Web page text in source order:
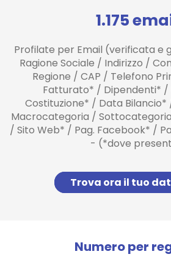
1.175
Profilate per Email (verificata e
Ragione Sociale / Indirizzo /
Regione / CAP / Telefono
Fatturato* / Dipendenti* /
Costituzione* / Data
Macrocategoria /
/ Sito Web* / Pag. Facebook* /
- (*dove
Trova ora il tuo
Numero per